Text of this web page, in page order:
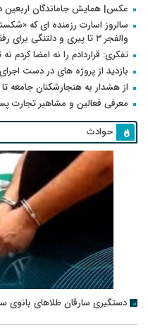
عکس| همایش جاماندگان اربعین
سالروز اسارت رزمنده ای که
والفجر ۳ تا پیری و دلتنگی برای رفقای شهید
تفکری: قراردادم را نه امضا کردم
بازدید از پروژه های در دست
از هشدار به هنجارشکنان جامعه
معرفی فعالین و مشاهیر تجارت
حوادث
دستگیری سارقان طلاهای بانوی